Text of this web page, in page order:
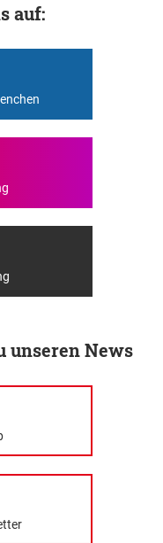
auf:
unseren News